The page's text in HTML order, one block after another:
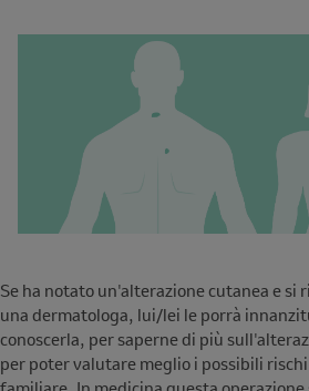
Se ha notato un'alterazione cutanea e si
una dermatologa, lui/lei le porrà
conoscerla, per saperne di più
per poter valutare meglio i possibili